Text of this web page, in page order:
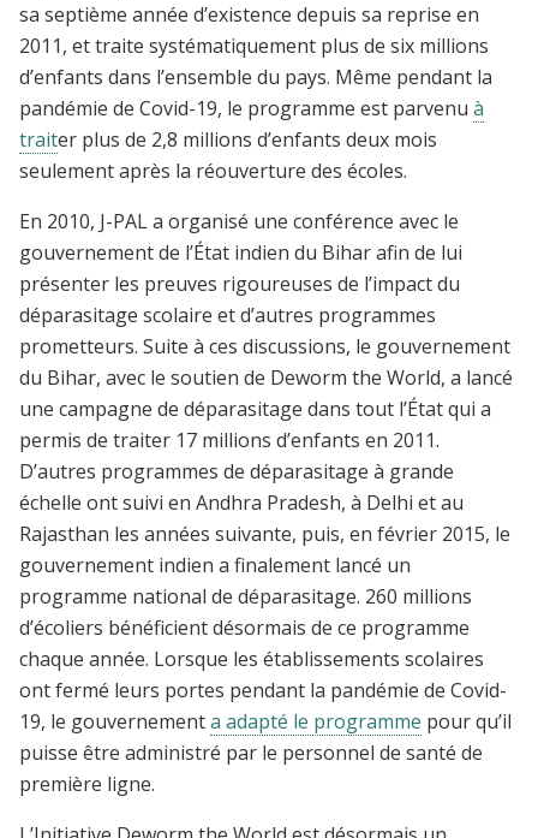
sa septième année d’existence depuis sa reprise en
2011, et traite systématiquement plus de six millions
d’enfants dans l’ensemble du pays. Même pendant la
pandémie de Covid-19, le programme est parvenu à
traiter plus de 2,8 millions d’enfants deux mois
seulement après la réouverture des écoles.
En 2010, J-PAL a organisé une conférence avec le
gouvernement de l’État indien du Bihar afin de lui
présenter les preuves rigoureuses de l’impact du
déparasitage scolaire et d’autres programmes
prometteurs. Suite à ces discussions, le gouvernement
du Bihar, avec le soutien de Deworm the World, a lancé
une campagne de déparasitage dans tout l’État qui a
permis de traiter 17 millions d’enfants en 2011.
D’autres programmes de déparasitage à grande
échelle ont suivi en Andhra Pradesh, à Delhi et au
Rajasthan les années suivante, puis, en février 2015, le
gouvernement indien a finalement lancé un
programme national de déparasitage. 260 millions
d’écoliers bénéficient désormais de ce programme
chaque année. Lorsque les établissements scolaires
ont fermé leurs portes pendant la pandémie de Covid-
19, le gouvernementa adapté le programme pour qu’il
puisse être administré par le personnel de santé de
première ligne.